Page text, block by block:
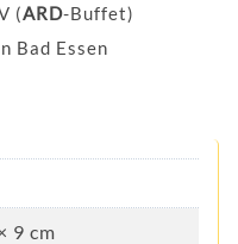
(ARD-Buffet)
Bad Essen
9 cm